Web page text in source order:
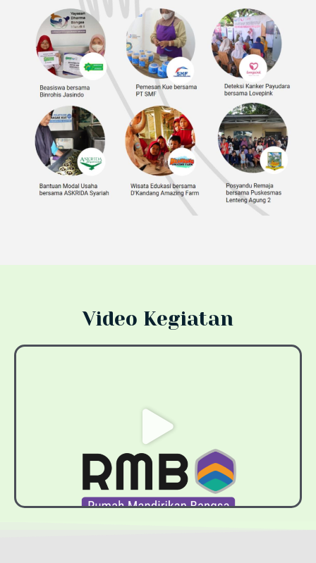
Video Kegiatan
u
a
r
V
i